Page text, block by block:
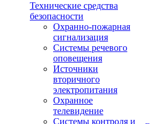
Технические средства
безопасности
Охранно-пожарная
сигнализация
Системы речевого
оповещения
Источники
вторичного
электропитания
Охранное
телевидение
Системы контроля и